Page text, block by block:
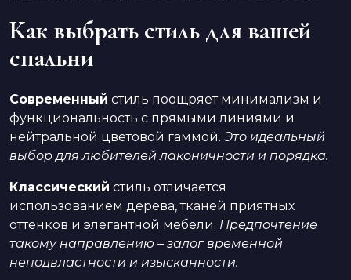
Как выбрать стиль для вашей
спальни
Современный стиль поощряет минимализм и
функциональность с прямыми линиями и
нейтральной цветовой гаммой. Это идеальный
выбор для любителей лаконичности и порядка.
Классический стиль отличается
использованием дерева, тканей приятных
оттенков и элегантной мебели. Предпочтение
такому направлению – залог временной
неподвластности и изысканности.